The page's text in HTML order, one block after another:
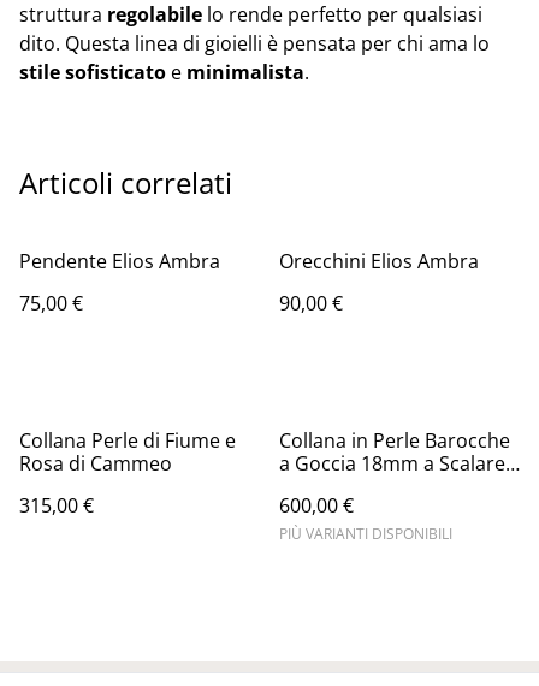
struttura regolabile lo rende perfetto per qualsiasi
dito. Questa linea di gioielli è pensata per chi ama lo
stile sofisticato e minimalista.
Articoli correlati
Pendente Elios Ambra
75,00 €
Orecchini Elios Ambra
90,00 €
Collana Perle di Fiume e
Rosa di Cammeo
315,00 €
Collana in Perle Barocche
a Goccia 18mm a Scalare –
Waves
600,00 €
PIÙ VARIANTI DISPONIBILI